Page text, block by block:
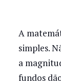
A
simples.
a
fundos